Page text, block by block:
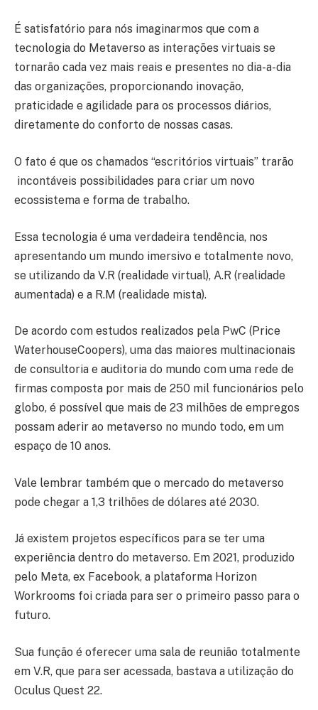
É satisfatório para nós imaginarmos que com a
tecnologia do Metaverso as interações virtuais se
tornarão cada vez mais reais e presentes no dia-a-dia
das organizações, proporcionando inovação,
praticidade e agilidade para os processos diários,
diretamente do conforto de nossas casas.
O fato é que os chamados “escritórios virtuais” trarão
incontáveis possibilidades para criar um novo
ecossistema e forma de trabalho.
Essa tecnologia é uma verdadeira tendência, nos
apresentando um mundo imersivo e totalmente novo,
se utilizando da V.R (realidade virtual), A.R (realidade
aumentada) e a R.M (realidade mista).
De acordo com estudos realizados pela PwC (Price
WaterhouseCoopers), uma das maiores multinacionais
de consultoria e auditoria do mundo com uma rede de
firmas composta por mais de 250 mil funcionários pelo
globo, é possível que mais de 23 milhões de empregos
possam aderir ao metaverso no mundo todo, em um
espaço de 10 anos.
Vale lembrar também que o mercado do metaverso
pode chegar a 1,3 trilhões de dólares até 2030.
Já existem projetos específicos para se ter uma
experiência dentro do metaverso. Em 2021, produzido
pelo Meta, ex Facebook, a plataforma Horizon
Workrooms foi criada para ser o primeiro passo para o
futuro.
Sua função é oferecer uma sala de reunião totalmente
em V.R, que para ser acessada, bastava a utilização do
Oculus Quest 22.